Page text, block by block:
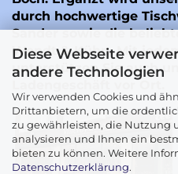
Diese Webseite
andere Technologien
Wir verwenden Cookies und
Drittanbietern, um die
zu gewährleisten, die Nutzung
analysieren und Ihnen ein
bieten zu können. Weitere
Datenschutzerklärung.
durch hochwertige
Sandersowie die
Wendt & Kühn. Mit
unterstützen Sie auch